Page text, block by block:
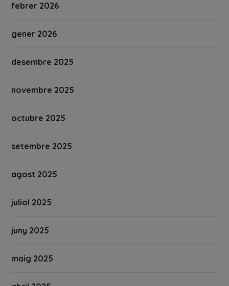
febrer 2026
gener 2026
desembre 2025
novembre 2025
octubre 2025
setembre 2025
agost 2025
juliol 2025
juny 2025
maig 2025